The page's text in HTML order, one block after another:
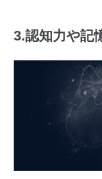
3.認知力や記